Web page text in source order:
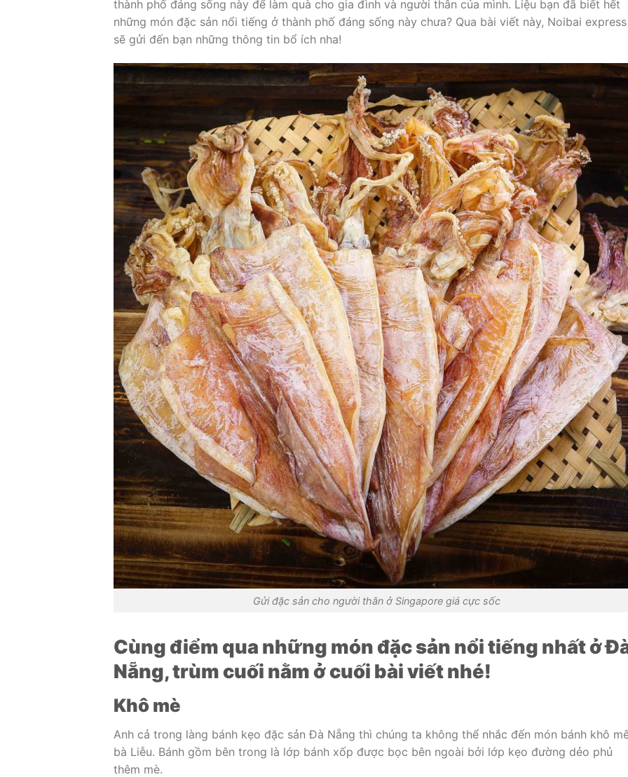
thành phố đáng sống này để làm quà cho gia đình và người thân của mình. Liệu bạn đã biết hết
những món đặc sản nổi tiếng ở thành phố đáng sống này chưa? Qua bài viết này, Noibai express
sẽ gửi đến bạn những thông tin bổ ích nha!
Gửi đặc sản cho người thân ở Singapore giá cực sốc
Cùng điểm qua những món đặc sản nổi tiếng nhất ở
Nẵng, trùm cuối nằm ở cuối bài viết nhé!
Khô mè
Anh cả trong làng bánh kẹo đặc sản Đà Nẵng thì chúng ta không thể nhắc đến món bánh khô
bà Liễu. Bánh gồm bên trong là lớp bánh xốp được bọc bên ngoài bởi lớp kẹo đường dẻo phủ
thêm mè.